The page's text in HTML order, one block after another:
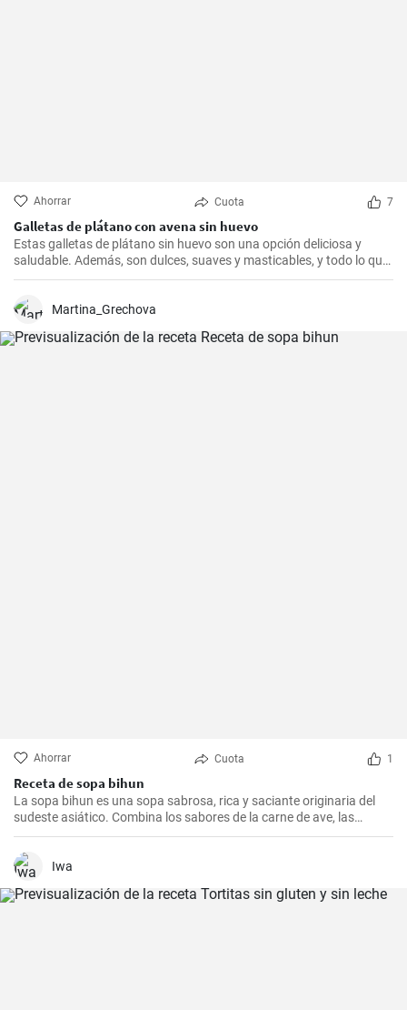
Ahorrar Cuota 7
Galletas de plátano con avena sin huevo
Estas galletas de plátano sin huevo son una opción deliciosa y
saludable. Además, son dulces, suaves y masticables, y todo lo que
necesitas es un plátano, avena y un toque de edulcorante.
Martina_Grechova
Ahorrar Cuota 1
Receta de sopa bihun
La sopa bihun es una sopa sabrosa, rica y saciante originaria del
sudeste asiático. Combina los sabores de la carne de ave, las
verduras y los fideos de arroz en una sola olla. En casa la
preparamos todas las semanas.
Iwa